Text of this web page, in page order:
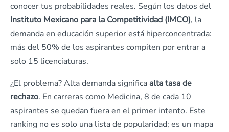
conocer tus probabilidades reales. Según los datos del
Instituto Mexicano para la Competitividad (IMCO), la
demanda en educación superior está hiperconcentrada:
más del 50% de los aspirantes compiten por entrar a
solo 15 licenciaturas.
¿El problema? Alta demanda significa alta tasa de
rechazo. En carreras como Medicina, 8 de cada 10
aspirantes se quedan fuera en el primer intento. Este
ranking no es solo una lista de popularidad; es un mapa